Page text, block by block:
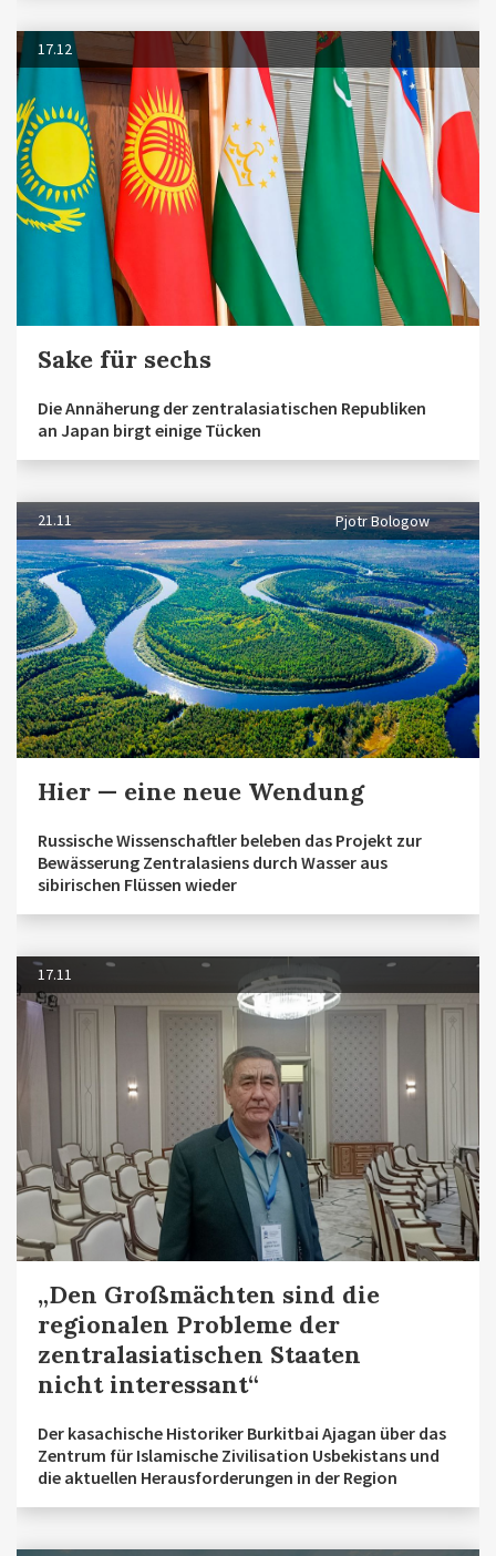
17.12
Sake für sechs
Die Annäherung der zentralasiatischen Republiken
an Japan birgt einige Tücken
21.11 Pjotr Bologow
Hier — eine neue Wendung
Russische Wissenschaftler beleben das Projekt zur
Bewässerung Zentralasiens durch Wasser aus
sibirischen Flüssen wieder
17.11
„Den Großmächten sind die
regionalen Probleme der
zentralasiatischen Staaten
nicht interessant“
Der kasachische Historiker Burkitbai Ajagan über das
Zentrum für Islamische Zivilisation Usbekistans und
die aktuellen Herausforderungen in der Region